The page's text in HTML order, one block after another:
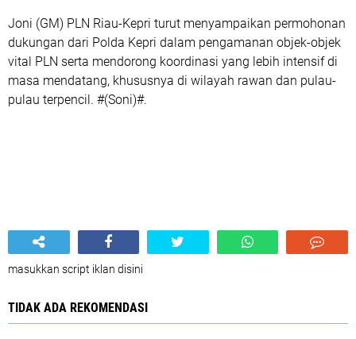
Joni (GM) PLN Riau-Kepri turut menyampaikan permohonan
dukungan dari Polda Kepri dalam pengamanan objek-objek
vital PLN serta mendorong koordinasi yang lebih intensif di
masa mendatang, khususnya di wilayah rawan dan pulau-
pulau terpencil. #(Soni)#.
masukkan script iklan disini
TIDAK ADA REKOMENDASI